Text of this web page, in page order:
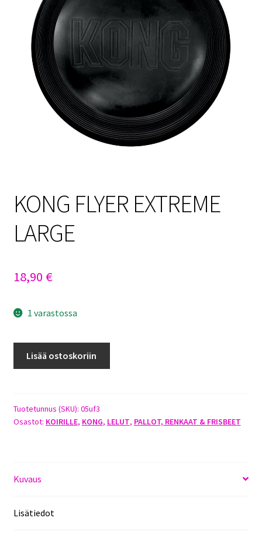
Tietosuojaseloste
Toimitusehdot
KONG FLYER EXTREME
LARGE
18,90 €
1 varastossa
määrä
Lisää ostoskoriin
Tuotetunnus (SKU): 05uf3
Osastot: KOIRILLE, KONG, LELUT, PALLOT, RENKAAT & FRISBEET
Kuvaus
Lisätiedot